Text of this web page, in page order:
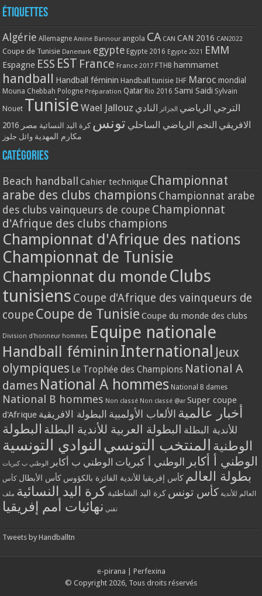
Étiquettes
Algérie Allemagne Amine Bannour angola CA CAN CAN 2016 CAN2022
Coupe de Tunisie Danemark egypte Egypte 2016 Egypte 2021 EMM
Espagne ESS EST France France 2017 FTHB hammamet
handball Handball féminin Handball tunisie IHF Maroc mondial
Mouna Chebbah Pologne Préparation Qatar Rio 2016 Sami Saidi Sylvain
Nouet Tunisie Wael Jallouz الترجي الرياضي الجزائر النادي
الافريقي النجم الرياضي الساحلي تونس كرة اليد النسائية مصر 2016
مكارم المهدية وائل جلوز
Catégories
Beach handball Cahier technique Championnat
arabe des clubs champions Championnat arabe
des clubs vainqueurs de coupe Championnat
d'Afrique des clubs champions
Championnat d'Afrique des nations
Championnat de Tunisie
Championnat du monde Clubs
tunisiens Coupe d'Afrique des vainqueurs de
coupe Coupe de Tunisie Coupe du monde des clubs
Division d'honneur hommes Equipe nationale
Handball féminin International Jeux
olympiques Le Trophée des Champions National A
dames National A hommes National B dames
National B hommes Non classé Non classé @ar Super coupe
d'Afrique
أخبار عالمية الألعاب الأولمبية البطولة الافريقية
للأندية البطلة البطولة العربية للأندية البطلة البطولة
الوطنية المنتخب التونسي النوادي التونسية
الوطني أ أكابر الوطني أ كبريات الوطني ب أكابر الوطني ب كبريات
بطولة العالم كأس إفريقيا للأندية الفائزة بالكؤوس كأس الأبطال كأس
العالم للأندية كأس تونس كرة اليد الشاطئية كرة اليد النسائية ملف
تقني نهائيات أمم إفريقيا
Tweets by Handballtn
e-pirana
Perfexina
© Copyright 2026, Tous droits réservés